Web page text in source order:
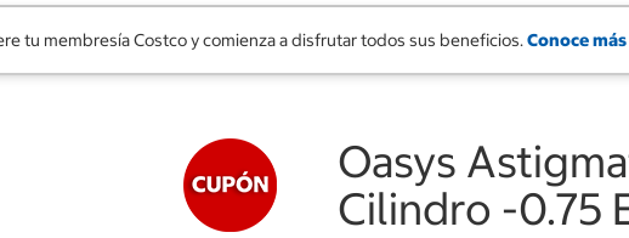
tu membresía Costco y comienza a disfrutar todos sus beneficios. Conoce
Oasys
Cilindro -0.75